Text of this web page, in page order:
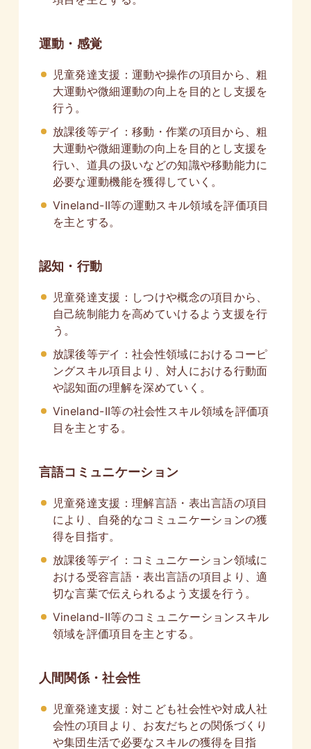
運動・感覚
児童発達支援：運動や操作の項目から、粗
大運動や微細運動の向上を目的とし支援を
行う。
放課後等デイ：移動・作業の項目から、粗
大運動や微細運動の向上を目的とし支援を
行い、道具の扱いなどの知識や移動能力に
必要な運動機能を獲得していく。
Vineland-II等の運動スキル領域を評価項目
を主とする。
認知・行動
児童発達支援：しつけや概念の項目から、
自己統制能力を高めていけるよう支援を行
う。
放課後等デイ：社会性領域におけるコーピ
ングスキル項目より、対人における行動面
や認知面の理解を深めていく。
Vineland-II等の社会性スキル領域を評価項
目を主とする。
言語コミュニケーション
児童発達支援：理解言語・表出言語の項目
により、自発的なコミュニケーションの獲
得を目指す。
放課後等デイ：コミュニケーション領域に
おける受容言語・表出言語の項目より、適
切な言葉で伝えられるよう支援を行う。
Vineland-II等のコミュニケーションスキル
領域を評価項目を主とする。
人間関係・社会性
児童発達支援：対こども社会性や対成人社
会性の項目より、お友だちとの関係づくり
や集団生活で必要なスキルの獲得を目指